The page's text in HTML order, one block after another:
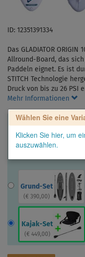
ID: 12351391334
Das GLADIATOR
Allround-Board, das
Paddeln eignet. Es ist
STITCH Technologie
Druck von bis zu 26
Mehr Informationen
Wählen Sie eine
Klicken Sie hier, um
auszuwählen.
Grund-Set
( € 390,00)
Kajak-Set
( € 449,00)